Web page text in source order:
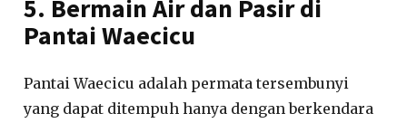
5. Bermain Air dan Pasir di
Pantai Waecicu
Pantai Waecicu adalah permata tersembunyi
yang dapat ditempuh hanya dengan berkendara